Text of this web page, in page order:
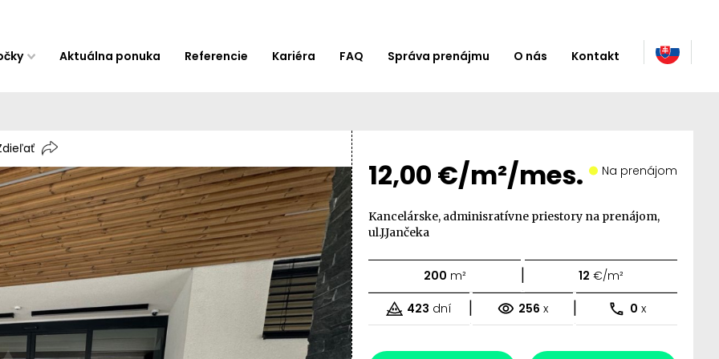
Aktuálna ponuka Referencie Kariéra FAQ Správa prenájmu O nás Kontakt
12,00 €/m²/mes. Na prenájom
Kancelárske, adminisratívne priestory na prenájom,
ul.J.Jančeka
200 m² | 12 €/m²
423 dní | 256 x | 0 x